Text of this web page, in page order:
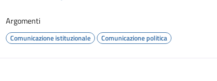
Argomenti
Comunicazione istituzionale Comunicazione politica